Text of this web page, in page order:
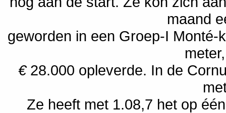
maand
geworden in een Groep-I
€ 28.000 opleverde. In de
Ze heeft met 1.08,7 het op